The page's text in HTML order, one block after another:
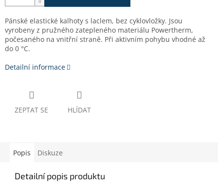
Pánské elastické kalhoty s laclem, bez cyklovložky. Jsou
vyrobeny z pružného zatepleného materiálu Powertherm,
počesaného na vnitřní straně. Při aktivním pohybu vhodné až
do 0 °C.
Detailní informace
ZEPTAT SE HLÍDAT
Popis Diskuze
Detailní popis produktu